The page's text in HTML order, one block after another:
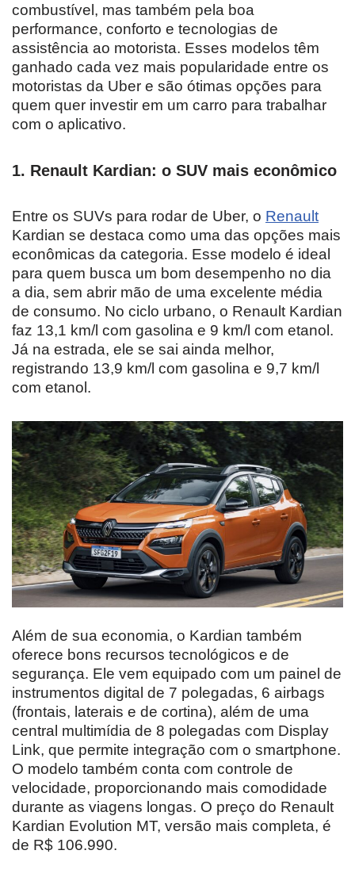
combustível, mas também pela boa
performance, conforto e tecnologias de
assistência ao motorista. Esses modelos têm
ganhado cada vez mais popularidade entre os
motoristas da Uber e são ótimas opções para
quem quer investir em um carro para trabalhar
com o aplicativo.
1. Renault Kardian: o SUV mais econômico
Entre os SUVs para rodar de Uber, o Renault
Kardian se destaca como uma das opções mais
econômicas da categoria. Esse modelo é ideal
para quem busca um bom desempenho no dia
a dia, sem abrir mão de uma excelente média
de consumo. No ciclo urbano, o Renault Kardian
faz 13,1 km/l com gasolina e 9 km/l com etanol.
Já na estrada, ele se sai ainda melhor,
registrando 13,9 km/l com gasolina e 9,7 km/l
com etanol.
Além de sua economia, o Kardian também
oferece bons recursos tecnológicos e de
segurança. Ele vem equipado com um painel de
instrumentos digital de 7 polegadas, 6 airbags
(frontais, laterais e de cortina), além de uma
central multimídia de 8 polegadas com Display
Link, que permite integração com o smartphone.
O modelo também conta com controle de
velocidade, proporcionando mais comodidade
durante as viagens longas. O preço do Renault
Kardian Evolution MT, versão mais completa, é
de R$ 106.990.